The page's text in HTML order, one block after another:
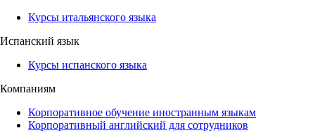
Курсы итальянского языка
Испанский язык
Курсы испанского языка
Компаниям
Корпоративное обучение иностранным языкам
Корпоративный английский для сотрудников